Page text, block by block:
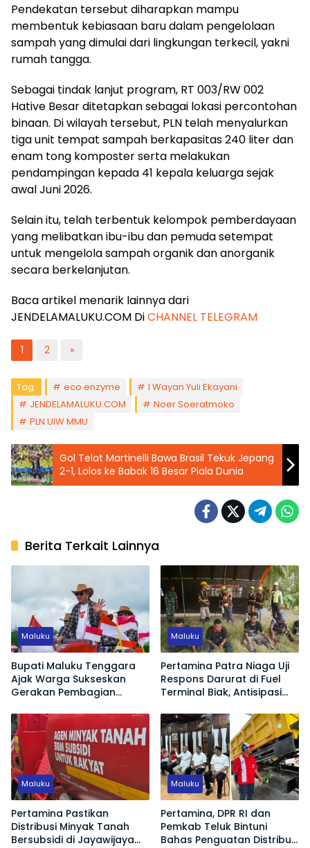
Pendekatan tersebut diharapkan mampu
membentuk kebiasaan baru dalam pengelolaan
sampah yang dimulai dari lingkungan terkecil, yakni
rumah tangga.
Sebagai tindak lanjut program, RT 003/RW 002
Hative Besar ditetapkan sebagai lokasi percontohan
binaan. Di wilayah tersebut, PLN telah menyalurkan
tiga unit tempat sampah berkapasitas 240 liter dan
enam tong komposter serta melakukan
pendampingan kepada 41 kepala keluarga sejak
awal Juni 2026.
Selain itu, telah terbentuk kelompok pemberdayaan
yang melibatkan ibu-ibu dan pemuda setempat
untuk mengelola sampah organik dan anorganik
secara berkelanjutan.
Baca artikel menarik lainnya dari
JENDELAMALUKU.COM DiCHANNEL TELEGRAM
1 2 »
Tag: eco enzyme
I Wayan Yuli Ekayani
JENDELAMALUKU.COM
Noer Soeratmoko
PLN UIW MMU
Gol Telat Martinelli Bawa Brasil Tekuk Jepang
2-1, Lolos ke Babak 16 Besar Piala Dunia
Berita Terkait Lainnya
Maluku
Bupati Maluku Tenggara
Ajak Warga Sukseskan
Gerakan Pembagian
Maluku
Pertamina Patra Niaga Uji
Respons Darurat di Fuel
Terminal Biak, Antisipasi
Tumpahan BBM
Maluku
Pertamina Pastikan
Distribusi Minyak Tanah
Bersubsidi di Jayawijaya
Maluku
Pertamina, DPR RI dan
Pemkab Teluk Bintuni
Bahas Penguatan Distribusi